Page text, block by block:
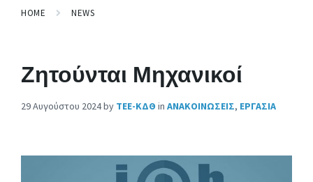
HOME NEWS
Ζητούνται Μηχανικοί
29 Αυγούστου 2024by ΤΕΕ-ΚΔΘ in ΑΝΑΚΟΙΝΩΣΕΙΣ, ΕΡΓΑΣΙΑ